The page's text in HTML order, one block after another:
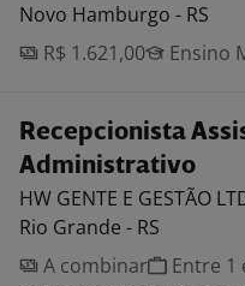
Novo Hamburgo - RS
R$ 1.621,00
Ensino
Recepcionista
Administrativo
HW GENTE E GESTÃO
Rio Grande - RS
A combinar
Entre 1